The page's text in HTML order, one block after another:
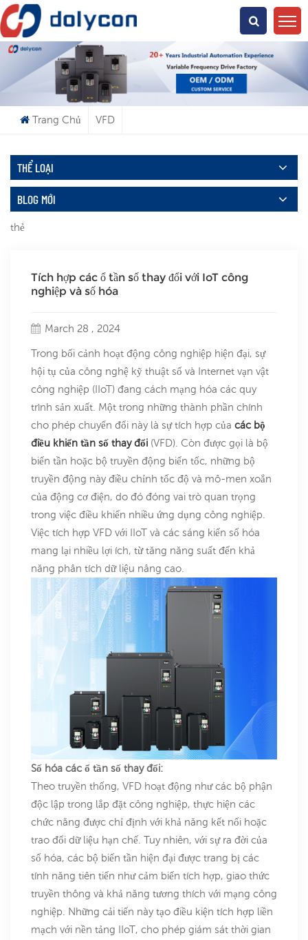
Bạn Đang Tìm Kiếm Cái Gì?
Trang Chủ VFD
THỂ LOẠI
BLOG MỚI
thẻ
Tích hợp các ổ tần số thay đổi với IoT công
nghiệp và số hóa
March 28 , 2024
Trong bối cảnh hoạt động công nghiệp hiện đại, sự
hội tụ của công nghệ kỹ thuật số và Internet vạn vật
công nghiệp (IIoT) đang cách mạng hóa các quy
trình sản xuất. Một trong những thành phần chính
cho phép chuyển đổi này là sự tích hợp của các bộ
điều khiển tần số thay đổi (VFD). Còn được gọi là bộ
biến tần hoặc bộ truyền động biến tốc, những bộ
truyền động này điều chỉnh tốc độ và mô-men xoắn
của động cơ điện, do đó đóng vai trò quan trọng
trong việc điều khiển nhiều ứng dụng công nghiệp.
Việc tích hợp VFD với IIoT và các sáng kiến ​​số hóa
mang lại nhiều lợi ích, từ tăng năng suất đến khả
năng phân tích dữ liệu nâng cao.
Số hóa các ổ tần số thay đổi:
Theo truyền thống, VFD hoạt động như các bộ phận
độc lập trong lắp đặt công nghiệp, thực hiện các
chức năng được chỉ định với khả năng kết nối hoặc
trao đổi dữ liệu hạn chế. Tuy nhiên, với sự ra đời của
số hóa, các bộ biến tần hiện đại được trang bị các
tính năng tiên tiến như cảm biến tích hợp, giao thức
truyền thông và khả năng tương thích với mạng công
nghiệp. Những cải tiến này tạo điều kiện tích hợp liền
mạch với nền tảng IIoT, cho phép giám sát thời gian